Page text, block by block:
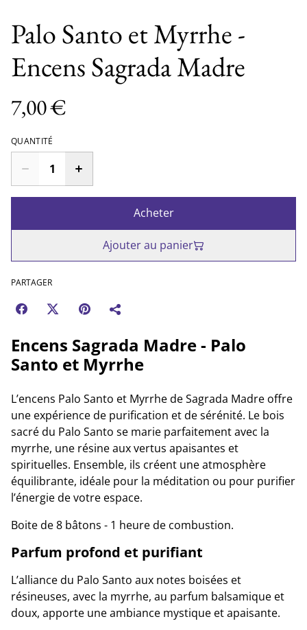
Palo Santo et Myrrhe -
Encens Sagrada Madre
7,00 €
QUANTITÉ
Acheter
Ajouter au panier
PARTAGER
Encens Sagrada Madre - Palo
Santo et Myrrhe
L’encens Palo Santo et Myrrhe de Sagrada Madre offre
une expérience de purification et de sérénité. Le bois
sacré du Palo Santo se marie parfaitement avec la
myrrhe, une résine aux vertus apaisantes et
spirituelles. Ensemble, ils créent une atmosphère
équilibrante, idéale pour la méditation ou pour purifier
l’énergie de votre espace.
Boite de 8 bâtons - 1 heure de combustion.
Parfum profond et purifiant
L’alliance du Palo Santo aux notes boisées et
résineuses, avec la myrrhe, au parfum balsamique et
doux, apporte une ambiance mystique et apaisante.